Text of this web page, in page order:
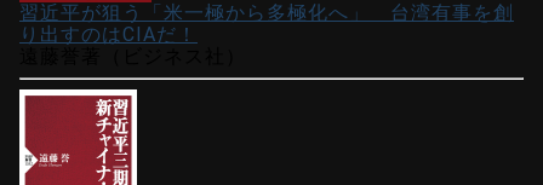
習近平が狙う「米一極から多極化へ」 台湾有事を創
り出すのはCIAだ！